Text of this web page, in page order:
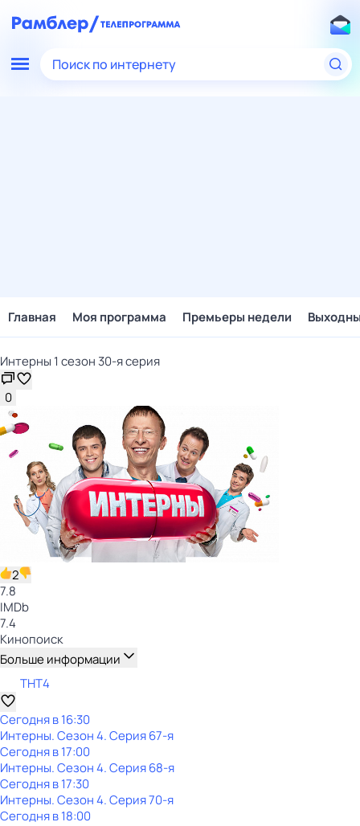
Поиск по интернету
Главная Моя программа Премьеры недели
Интерны 1 сезон 30-я серия
0
2
7.8
IMDb
7.4
Кинопоиск
Больше информации
ТНТ4
Сегодня в 16:30
Интерны. Сезон 4. Серия 67-я
Сегодня в 17:00
Интерны. Сезон 4. Серия 68-я
Сегодня в 17:30
Интерны. Сезон 4. Серия 70-я
Сегодня в 18:00